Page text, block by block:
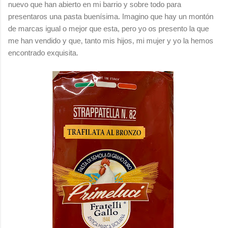
nuevo que han abierto en mi barrio y sobre todo para
presentaros una pasta buenísima. Imagino que hay un montón
de marcas igual o mejor que esta, pero yo os presento la que
me han vendido y que, tanto mis hijos, mi mujer y yo la hemos
encontrado exquisita.